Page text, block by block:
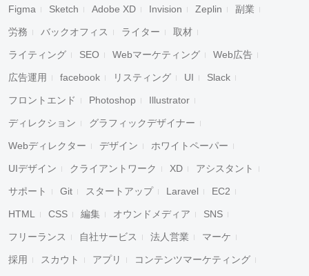
Figma Sketch Adobe XD Invision Zeplin 副業
労務 バックオフィス ライター 取材
ライティング SEO Webマーケティング Web広告
広告運用 facebook リスティング UI Slack
フロントエンド Photoshop Illustrator
ディレクション グラフィックデザイナー
Webディレクター デザイン ホワイトペーパー
UIデザイン クライアントワーク XD アシスタント
サポート Git スタートアップ Laravel EC2
HTML CSS 編集 オウンドメディア SNS
フリーランス 自社サービス 法人営業 マーケ
採用 スカウト アプリ コンテンツマーケティング